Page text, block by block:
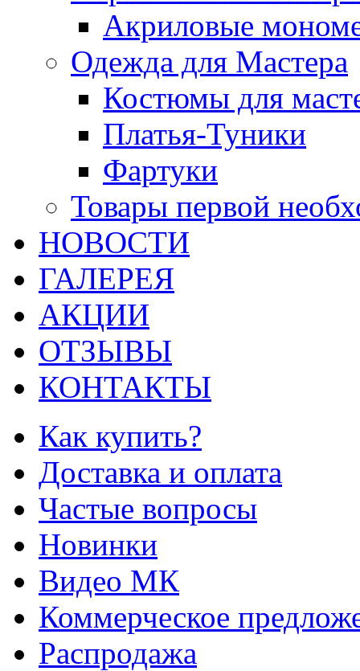
Акриловые
Одежда для Мастера
Костюмы для
Платья-Туники
Фартуки
Товары первой
НОВОСТИ
ГАЛЕРЕЯ
АКЦИИ
ОТЗЫВЫ
КОНТАКТЫ
Как купить?
Доставка и оплата
Частые вопросы
Новинки
Видео МК
Коммерческое
Распродажа